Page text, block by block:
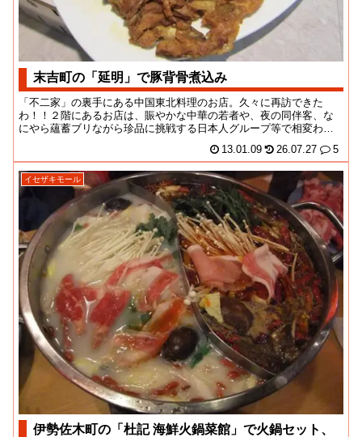
末吉町の「延明」で豚背骨煮込み
「不二家」の裏手にある中国東北料理のお店。久々に再訪できた
わ！！２階にあるお店は、賑やかな中華の若者や、夜の同伴客、な
にやら蘊蓄ブリながら珍品に挑戦する日本人グループ等で相変わら
13.01.09 26.07.27 5
イセザキモール
伊勢佐木町の「杜記 海鮮火鍋菜館」で火鍋セット、